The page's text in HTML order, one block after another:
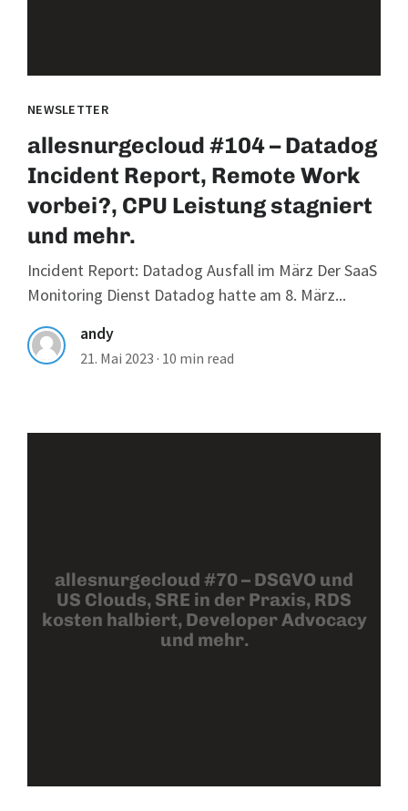
NEWSLETTER
allesnurgecloud #104 – Datadog
Incident Report, Remote Work
vorbei?, CPU Leistung stagniert
und mehr.
Incident Report: Datadog Ausfall im März Der SaaS
Monitoring Dienst Datadog hatte am 8. März...
andy
21. Mai 2023 · 10 min read
allesnurgecloud #70 – DSGVO und
US Clouds, SRE in der Praxis, RDS
kosten halbiert, Developer Advocacy
und mehr.